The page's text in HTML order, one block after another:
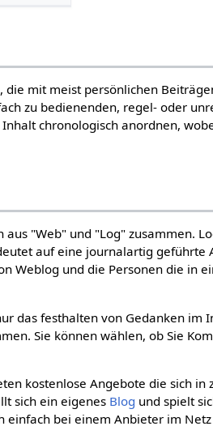
, die mit meist persönlichen
zu bedienenden, regel- oder
chronologisch anordnen,
aus "Web" und "Log" zusammen.
auf eine journalartig geführte
Weblog und die Personen die in
das festhalten von Gedanken im
Sie können wählen, ob Sie
kostenlose Angebote die sich
sich ein eigenes Blog und spielt
einfach bei einem Anbieter im